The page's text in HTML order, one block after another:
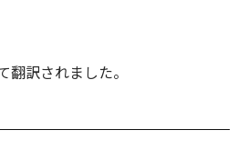
翻訳されました。